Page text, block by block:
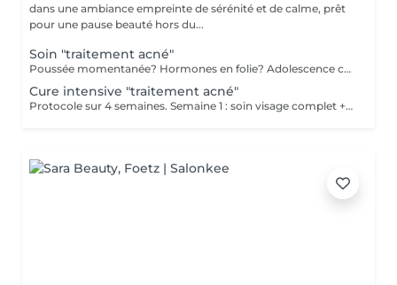
dans une ambiance empreinte de sérénité et de calme, prêt
pour une pause beauté hors du...
Soin "traitement acné"
Poussée momentanée? Hormones en folie? Adolescence compliquée? Ce soin est pour vous. Le soin visage complet comprend un nettoyage en profondeur de la peau avec vapeur et extraction des comédons, un léger massage suivi de 20' de traitement LED et un masque apaisant ou purifiant. Le soin flash est conseillé en entretien suite à un soin complet, entre 2 soins par exemple ou si acné plus tenace, il comprend un nettoyage du visage, un léger massage et le traitement LED 20'. Pourquoi la LED? La puissance de la lumière LED bleue agit rapidement et efficacement pour éliminer l'acné, les imperfections et l'inflammation existantes, sans dessécher la peau. Elle régule également la production de sébum pour prévenir de futures éruptions cutanées, laissant votre peau claire, saine et lisse.
Cure intensive "traitement acné"
Protocole sur 4 semaines. Semaine 1 : soin visage complet + un soin flash (espacé de 2 jours minimum) Semaine 2 / 3 et 4 : 2 soins flash (espacé de 2 jours minimum) Descriptif complet : voir "Soin traitement acné"